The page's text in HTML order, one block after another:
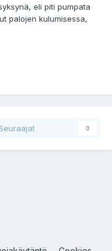
eli piti pumpata
palojen kulumisessa,
Seuraajat 0